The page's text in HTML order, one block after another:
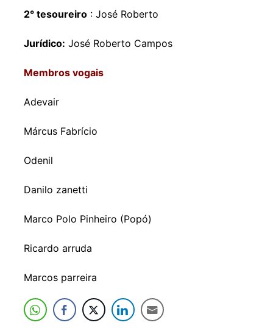
2° tesoureiro: José Roberto
Jurídico: José Roberto Campos
Membros vogais
Adevair
Márcus Fabrício
Odenil
Danilo zanetti
Marco Polo Pinheiro (Popó)
Ricardo arruda
Marcos parreira